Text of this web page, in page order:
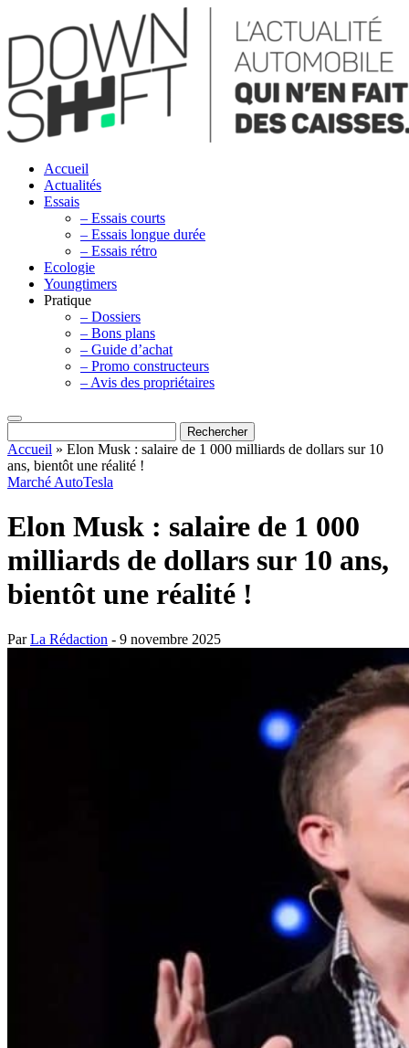
Accueil
Actualités
Essais
– Essais courts
– Essais longue durée
– Essais rétro
Ecologie
Youngtimers
Pratique
– Dossiers
– Bons plans
– Guide d’achat
– Promo constructeurs
– Avis des propriétaires
Accueil » Elon Musk : salaire de 1 000 milliards de dollars sur 10
ans, bientôt une réalité !
Marché AutoTesla
Elon Musk : salaire de 1 000
milliards de dollars sur 10 ans,
bientôt une réalité !
ParLa Rédaction - 9 novembre 2025